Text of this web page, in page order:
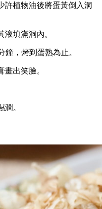
許植物油後將蛋黃倒入洞
填滿洞內。
鐘，烤到蛋熟為止。
出笑臉。
。